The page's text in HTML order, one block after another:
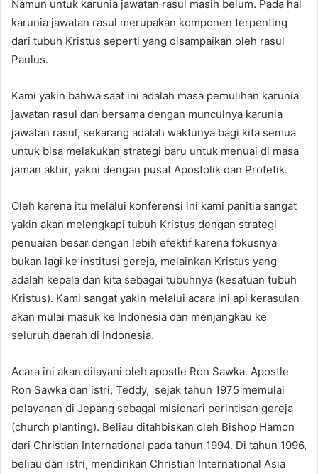
Namun untuk karunia jawatan rasul masih belum. Pada hal
karunia jawatan rasul merupakan komponen terpenting
dari tubuh Kristus seperti yang disampaikan oleh rasul
Paulus.
Kami yakin bahwa saat ini adalah masa pemulihan karunia
jawatan rasul dan bersama dengan munculnya karunia
jawatan rasul, sekarang adalah waktunya bagi kita semua
untuk bisa melakukan strategi baru untuk menuai di masa
jaman akhir, yakni dengan pusat Apostolik dan Profetik.
Oleh karena itu melalui konferensi ini kami panitia sangat
yakin akan melengkapi tubuh Kristus dengan strategi
penuaian besar dengan lebih efektif karena fokusnya
bukan lagi ke institusi gereja, melainkan Kristus yang
adalah kepala dan kita sebagai tubuhnya (kesatuan tubuh
Kristus). Kami sangat yakin melalui acara ini api kerasulan
akan mulai masuk ke Indonesia dan menjangkau ke
seluruh daerah di Indonesia.
Acara ini akan dilayani oleh apostle Ron Sawka. Apostle
Ron Sawka dan istri, Teddy, sejak tahun 1975 memulai
pelayanan di Jepang sebagai misionari perintisan gereja
(church planting). Beliau ditahbiskan oleh Bishop Hamon
dari Christian International pada tahun 1994. Di tahun 1996,
beliau dan istri, mendirikan Christian International Asia